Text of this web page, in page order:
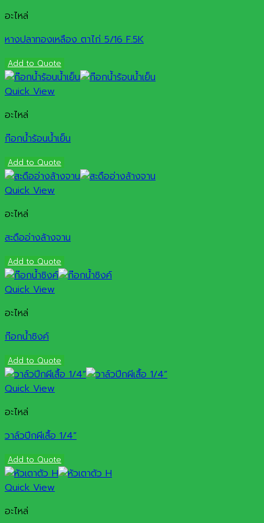
อะไหล่
หางปลาทองเหลือง ตาไก่ 5/16 F.5K
Add to Quote
Quick View
อะไหล่
ก๊อกน้ำร้อนน้ำเย็น
Add to Quote
Quick View
อะไหล่
สะดืออ่างล้างจาน
Add to Quote
Quick View
อะไหล่
ก๊อกน้ำซิงค์
Add to Quote
Quick View
อะไหล่
วาล์วปีกผีเสื้อ 1/4”
Add to Quote
Quick View
อะไหล่